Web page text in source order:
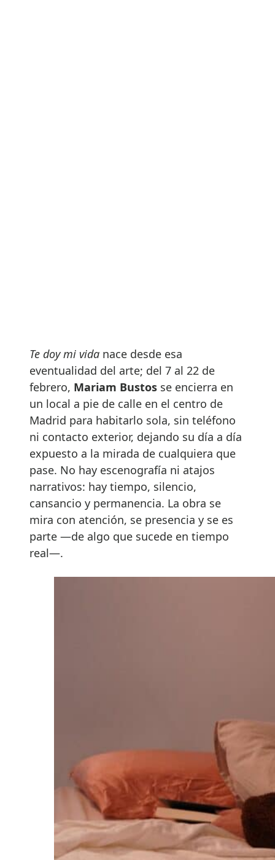
Te doy mi vida nace desde esa
eventualidad del arte; del 7 al 22 de
febrero, Mariam Bustos se encierra en
un local a pie de calle en el centro de
Madrid para habitarlo sola, sin teléfono
ni contacto exterior, dejando su día a día
expuesto a la mirada de cualquiera que
pase. No hay escenografía ni atajos
narrativos: hay tiempo, silencio,
cansancio y permanencia. La obra se
mira con atención, se presencia y se es
parte —de algo que sucede en tiempo
real—.